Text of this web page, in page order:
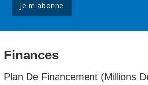
Je m'abonne
Finances
Plan De Financement (Millions